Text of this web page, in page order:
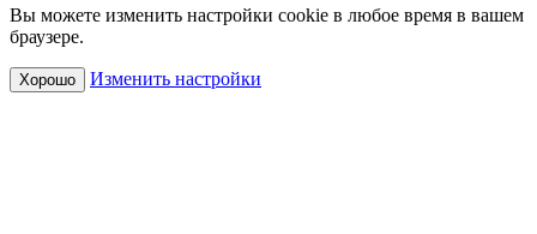
Вы можете изменить настройки cookie в любое время в вашем
браузере.
Хорошо Изменить настройки